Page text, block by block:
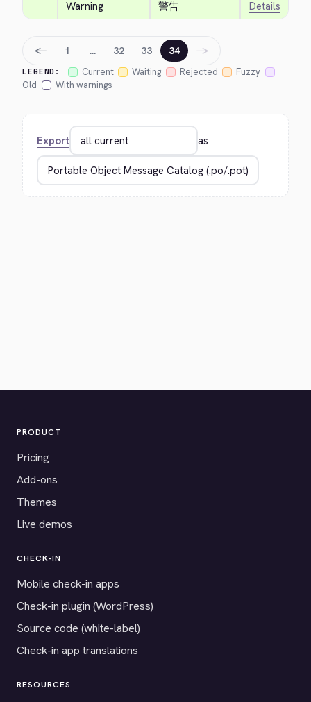
Warning 警告 Details
LEGEND: Current Waiting Rejected
Fuzzy
Old
With warnings
← 1 … 32 33 34 →
Export as
PRODUCT
Pricing
Add-ons
Themes
Live demos
CHECK-IN
Mobile check-in apps
Check-in plugin (WordPress)
Source code (white-label)
Check-in app translations
RESOURCES